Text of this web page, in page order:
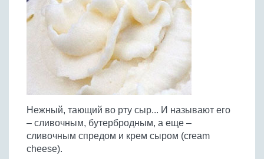
Из яиц и другие
Холодные супы
Супы-пюре
Молочные супы
Сладкие супы
Отварное мясо
Запеченное мясо
Тушеное мясо
Из мясного фарша
Из субпродуктов
Жареная рыба
Отварная и паровая
Запеченная рыба
Тушеная рыба
Из рыбного фарша
Морепродукты
Суши и роллы
Вся птица
Жареная птица
Отварная птица
Запеченная птица
Тушеная птица
Из фарша птицы
Из субпродуктов птицы
Овощи
Все овощи
Жареные овощи
Отварные овощи
Тушеные овощи
Запеченные овощи
Выпечка
Вся выпечка
Торты и пирожные
Пироги и пирожки
Кексы и маффины
Печенье и булочки
Соусы
Все соусы
Соусы к мясу
Соусы к рыбе
Соусы к овощам
Все напитки
Алкогольные напитки
Заготовки
Все заготовки
Десерты
Нежный, тающий во рту сыр... И называют его
– сливочным, бутербродным, а еще –
сливочным спредом и крем сыром (cream
cheese).